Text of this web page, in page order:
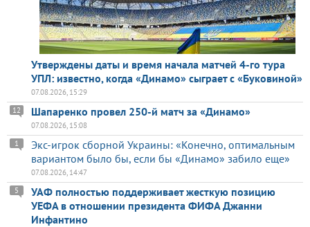
Утверждены даты и время начала матчей 4-го тура
УПЛ: известно, когда «Динамо» сыграет с «Буковиной»
07.08.2026, 15:29
Шапаренко провел 250-й матч за «Динамо»
12
07.08.2026, 15:08
Экс-игрок сборной Украины: «Конечно, оптимальным
вариантом было бы, если бы «Динамо» забило еще»
1
07.08.2026, 14:47
УАФ полностью поддерживает жесткую позицию
УЕФА в отношении президента ФИФА Джанни
Инфантино
5